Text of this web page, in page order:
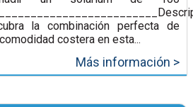
la combinación perfecta de
costera en esta...
Más información >